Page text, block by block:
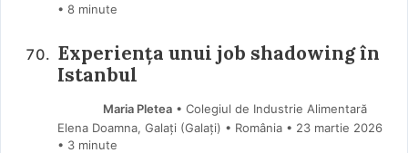
• 8 minute
Experiența unui job shadowing în
Istanbul
Maria Pletea• Colegiul de Industrie Alimentară
Elena Doamna, Galați (Galaţi) • România
23 martie 2026
• 3 minute